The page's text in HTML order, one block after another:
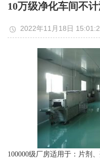
10万级净化车间不
2022年11月18日
100000级厂房适用于：片剂